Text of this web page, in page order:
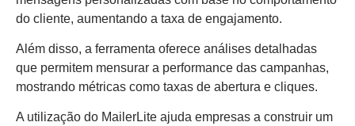
do cliente, aumentando a taxa de engajamento.
Além disso, a ferramenta oferece análises detalhadas
que permitem mensurar a performance das campanhas,
mostrando métricas como taxas de abertura e cliques.
A utilização do MailerLite ajuda empresas a construir um